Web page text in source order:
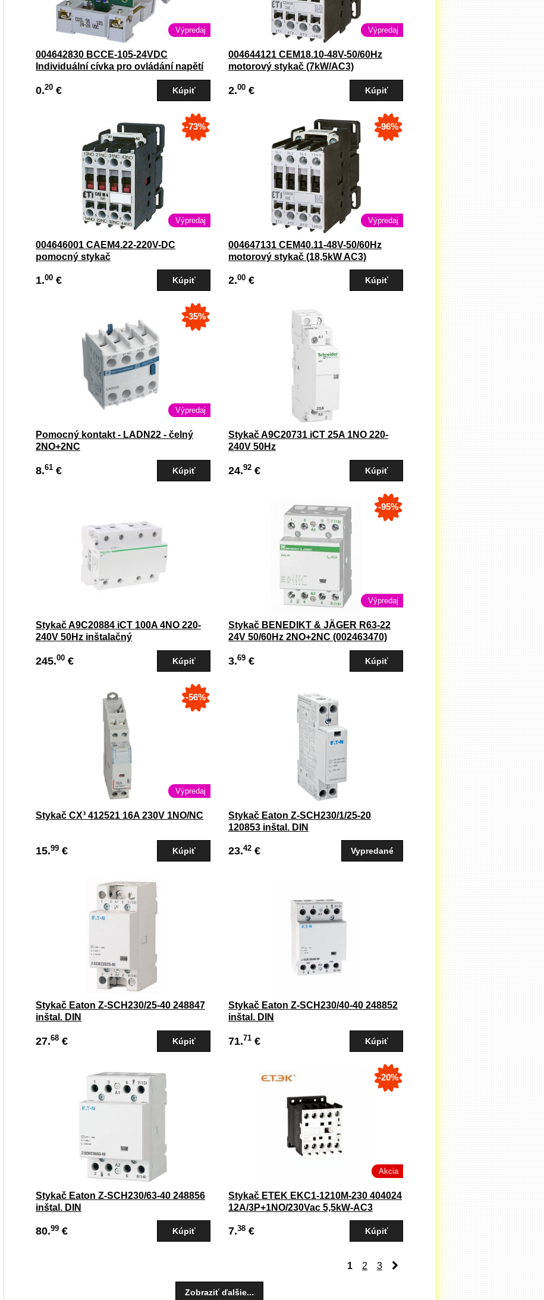
Výpredaj
004642830 BCCE-105-24VDC
Individuální cívka pro ovládání napětí
stykače ; pre stykač CEM50-CEM105
0.20 €
Výpredaj
004644121 CEM18.10-48V-50/60Hz
motorový stykač (7kW/AC3)
2.00 €
Výpredaj
004646001 CAEM4.22-220V-DC
pomocný stykač
1.00 €
-73%
Výpredaj
004647131 CEM40.11-48V-50/60Hz
motorový stykač (18,5kW AC3)
2.00 €
-96%
Výpredaj
Pomocný kontakt - LADN22 - čelný
2NO+2NC
8.61 €
-35%
Stykač A9C20731 iCT 25A 1NO 220-
240V 50Hz
24.92 €
Stykač A9C20884 iCT 100A 4NO 220-
240V 50Hz inštalačný
245.00 €
Výpredaj
Stykač BENEDIKT & JÄGER R63-22
24V 50/60Hz 2NO+2NC (002463470)
3.69 €
-95%
Výpredaj
Stykač CX³ 412521 16A 230V 1NO/NC
15.99 €
-56%
Stykač Eaton Z-SCH230/1/25-20
120853 inštal. DIN
23.42 €
Stykač Eaton Z-SCH230/25-40 248847
inštal. DIN
27.68 €
Stykač Eaton Z-SCH230/40-40 248852
inštal. DIN
71.71 €
Stykač Eaton Z-SCH230/63-40 248856
inštal. DIN
80.99 €
Akcia
Stykač ETEK EKC1-1210M-230 404024
12A/3P+1NO/230Vac 5,5kW-AC3
7.38 €
-20%
1 2 3